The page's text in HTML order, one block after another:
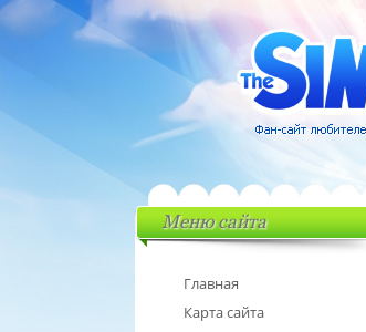
Меню сайта
Главная
Карта сайта